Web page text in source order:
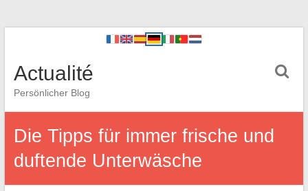
Actualité
Persönlicher Blog
Die Tipps für immer frische und
duftende Unterwäsche